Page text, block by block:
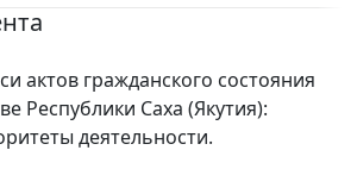
актов гражданского состояния
Республики Саха (Якутия):
деятельности.